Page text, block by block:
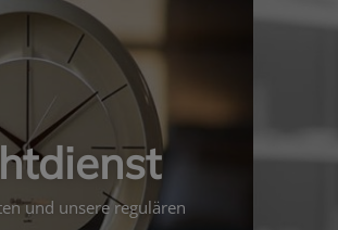
und unsere regulären